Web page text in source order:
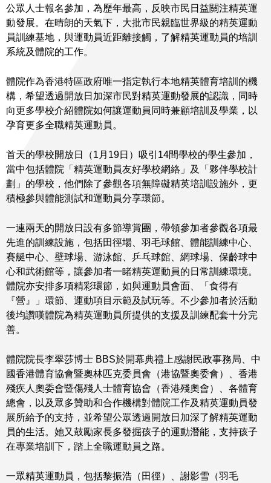
公眾人士報名參加，為歷年最高，反映市民日益關注精英運
動發展。在晴朗的天氣下，大批市民親臨世界級的精英運動
員訓練基地，與運動員近距離接觸，了解精英運動員的培訓
系統及體院的工作。
體院作為香港特區政府唯一指定執行本地精英體育培訓的機
構，希望透過開放日加深市民對精英運動發展的認識，同時
向更多學校介紹體院如何讓運動員同時兼顧培訓及學業，以
孕育更多全職精英運動員。
首天的學校開放日（1月19日）吸引14間學校的學生參加，
當中包括體院「精英運動員友好學校網絡」及「夥伴學校計
劃」的學校，他們除了參觀各項無障礙精英培訓設施外，更
積極參與體能測試和運動員分享環節。
一連兩天的開放日設有多節導賞團，帶領參加者參觀各項最
先進的訓練設施，包括田徑場、羽毛球館、體能訓練中心、
賽艇中心、壁球場、游泳館、乒乓球館、網球場、保齡球中
心和武術館等，讓參加者一睹精英運動員的日常訓練環境。
體院亦安排多項精彩環節，如與運動員會面、「食得有
『營』」環節、運動項目示範及試玩等。不少參加者於活動
後均讚嘆體院為精英運動員所提供的支援及訓練配套十分完
善。
體院院長李翠莎博士 BBS於開幕典禮上感謝民政事務局、中
國香港體育協會暨奧林匹克委員會（港協暨奧委會）、香港
殘疾人奧委會暨傷殘人士體育協會（香港殘奧會）、各體育
總會，以及眾多贊助和合作機構對體院工作及精英運動員發
展所給予的支持，並希望公眾透過開放日加深了解精英運動
員的生活。她又鼓勵家長多發掘孩子的運動潛能，支持孩子
在專業培訓下，踏上全職運動員之路。
一眾精英運動員，包括黎振浩（田徑）、謝影雪（羽毛